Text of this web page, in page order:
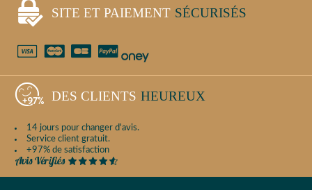
SITE ET PAIEMENT SÉCURISÉS
DES CLIENTS HEUREUX
14 jours pour changer d'avis.
Service client gratuit.
+97% de satisfaction